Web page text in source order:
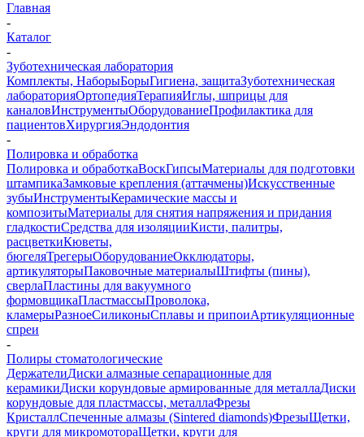
Главная
-
Каталог
-
Зуботехническая лаборатория
Комплекты, НаборыБорыГигиена, защитаЗуботехническая
лабораторияОртопедияТерапияИглы, шприцы для
каналовИнструментыОборудованиеПрофилактика для
пациентовХирургияЭндодонтия
-
Полировка и обработка
Полировка и обработкаВоскГипсыМатериалы для подготовки
штампикаЗамковые крепления (аттачмены)Искусственные
зубыИнструментыКерамические массы и
композитыМатериалы для снятия напряжения и придания
гладкостиСредства для изоляцииКисти, палитры,
расцветкиКюветы,
бюгеляТрегерыОборудованиеОкклюдаторы,
артикуляторыПаковочные материалыШтифты (пины),
сверлаПластины для вакуумного
формовщикаПластмассыПроволока,
кламерыРазноеСиликоныСплавы и припоиАртикуляционные
спреи
-
Полиры стоматологические
ДержателиДиски алмазные сепарационные для
керамикиДиски корундовые армированные для металлаДиски
корундовые для пластмассы, металлаФрезы
КристаллСпеченные алмазы (Sintered diamonds)ФрезыЩетки,
круги для микромотораЩетки, круги для